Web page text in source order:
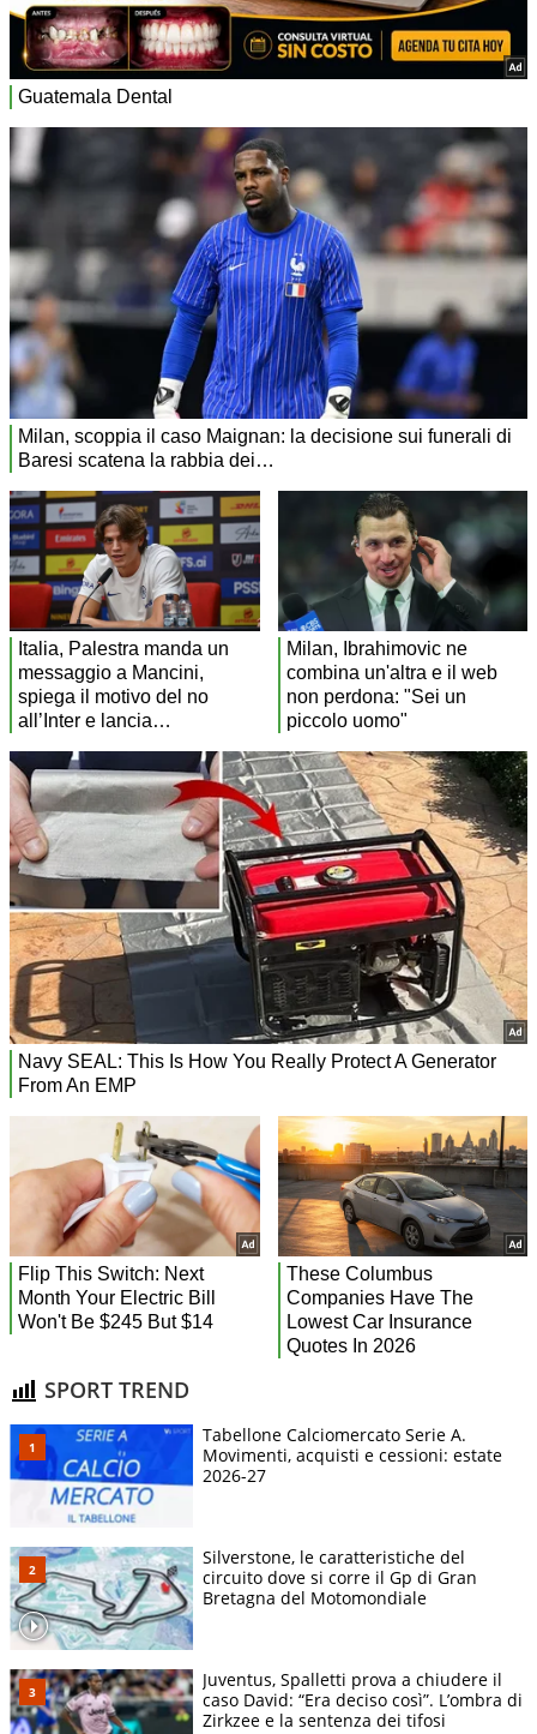
SPORT TREND
Tabellone Calciomercato Serie A.
Movimenti, acquisti e cessioni: estate
2026-27
Silverstone, le caratteristiche del
circuito dove si corre il Gp di Gran
Bretagna del Motomondiale
Juventus, Spalletti prova a chiudere il
caso David: “Era deciso così”. L’ombra di
Zirkzee e la sentenza dei tifosi